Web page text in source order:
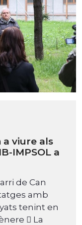
viure als
IMPSOL a
de Can
amb
tenint en
 La